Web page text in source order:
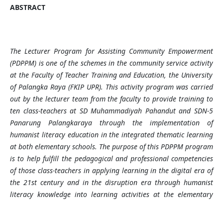
ABSTRACT
TheLecturer Program for Assisting Community Empowerment
(PDPPM) is one of the schemes in the community service activity
at the Faculty of Teacher Training and Education,the University
of Palangka Raya (FKIP UPR). This activityprogramwas carried
out by the lecturer team fromthe faculty to provide training to
ten class-teachers at SD Muhammadiyah Pahandut and SDN-5
Panarung Palangkaraya through the implementation of
humanist literacy education intheintegrated thematic learning
at both elementary schools. The purpose of this PDPPMprogram
is to help fulfill the pedagogical and professional competencies
ofthose class-teachers in applying learning in the digital era of
the 21st century and inthe disruption erathrough humanist
literacy knowledge into learning activitiesat the elementary